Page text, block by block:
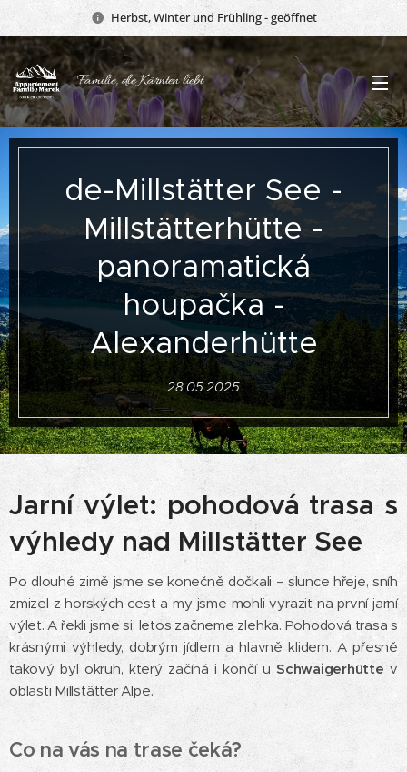
Herbst, Winter und Frühling - geöffnet
Familie, die Kärnten liebt
de-Millstätter See -
Millstätterhütte -
panoramatická
houpačka -
Alexanderhütte
28.05.2025
Jarní výlet: pohodová trasa s
výhledy nad Millstätter See
Po dlouhé zimě jsme se konečně dočkali – slunce hřeje, sníh
zmizel z horských cest a my jsme mohli vyrazit na první jarní
výlet. A řekli jsme si: letos začneme zlehka. Pohodová trasa s
krásnými výhledy, dobrým jídlem a hlavně klidem. A přesně
takový byl okruh, který začíná i končí u Schwaigerhüttev
oblasti Millstätter Alpe.
Co na vás na trase čeká?